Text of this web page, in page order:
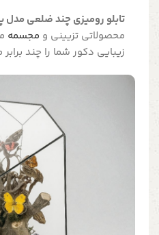
تابلو رومیزی چند ضلعی مدل
محصولاتی تزیینی و مجسمه
زیبایی دکور شما را چند